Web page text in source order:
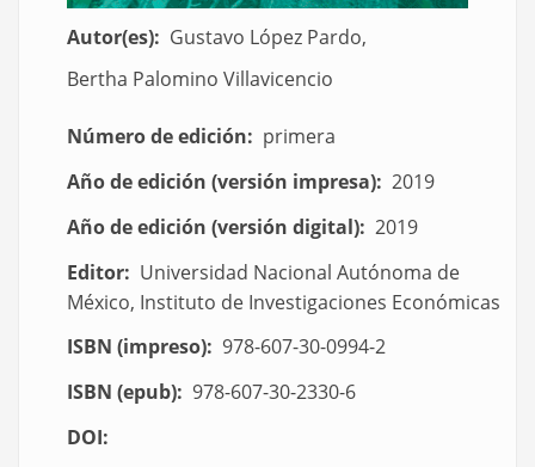
Autor(es)
Gustavo López Pardo,
Bertha Palomino Villavicencio
Número de edición
primera
Año de edición (versión impresa) 2019
Año de edición (versión digital) 2019
Editor
Universidad Nacional Autónoma de
México, Instituto de Investigaciones Económicas
ISBN (impreso) 978-607-30-0994-2
ISBN (epub) 978-607-30-2330-6
DOI